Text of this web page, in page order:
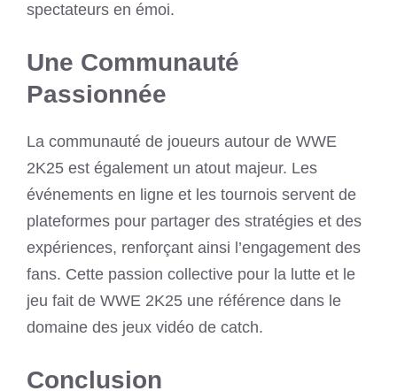
spectateurs en émoi.
Une Communauté
Passionnée
La communauté de joueurs autour de WWE
2K25 est également un atout majeur. Les
événements en ligne et les tournois servent de
plateformes pour partager des stratégies et des
expériences, renforçant ainsi l’engagement des
fans. Cette passion collective pour la lutte et le
jeu fait de WWE 2K25 une référence dans le
domaine des jeux vidéo de catch.
Conclusion